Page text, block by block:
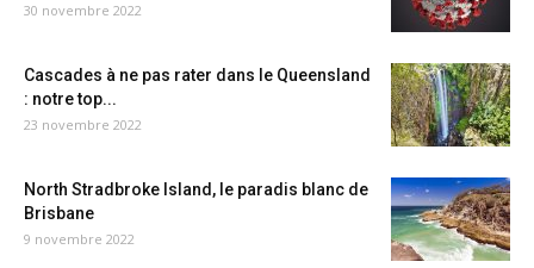
30 novembre 2022
Cascades à ne pas rater dans le Queensland
: notre top...
23 novembre 2022
North Stradbroke Island, le paradis blanc de
Brisbane
9 novembre 2022